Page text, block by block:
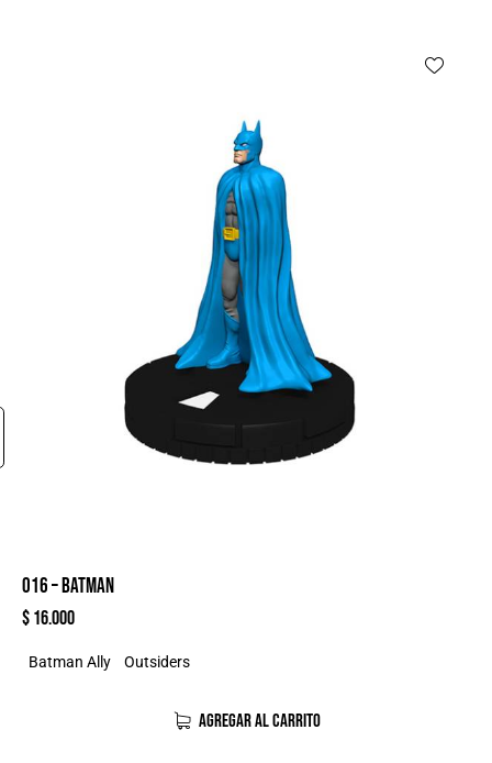
016 – BATMAN
$16.000
Batman Ally Outsiders
AGREGAR AL CARRITO